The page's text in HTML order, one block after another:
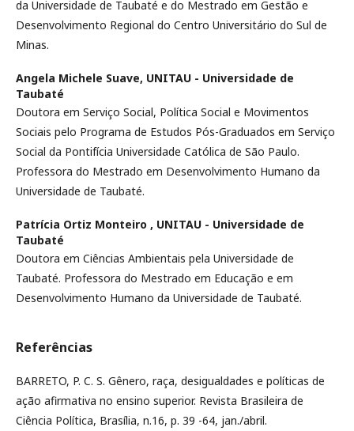
da Universidade de Taubaté e do Mestrado em Gestão e
Desenvolvimento Regional do Centro Universitário do Sul de
Minas.
Angela Michele Suave, UNITAU - Universidade de
Taubaté
Doutora em Serviço Social, Política Social e Movimentos
Sociais pelo Programa de Estudos Pós-Graduados em Serviço
Social da Pontifícia Universidade Católica de São Paulo.
Professora do Mestrado em Desenvolvimento Humano da
Universidade de Taubaté.
Patrícia Ortiz Monteiro , UNITAU - Universidade de
Taubaté
Doutora em Ciências Ambientais pela Universidade de
Taubaté. Professora do Mestrado em Educação e em
Desenvolvimento Humano da Universidade de Taubaté.
Referências
BARRETO, P. C. S. Gênero, raça, desigualdades e políticas de
ação afirmativa no ensino superior. Revista Brasileira de
Ciência Política, Brasília, n.16, p. 39 -64, jan./abril.